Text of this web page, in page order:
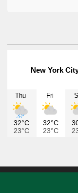
New York
Thu
32°C
23°C
Fri
32°C
23°C